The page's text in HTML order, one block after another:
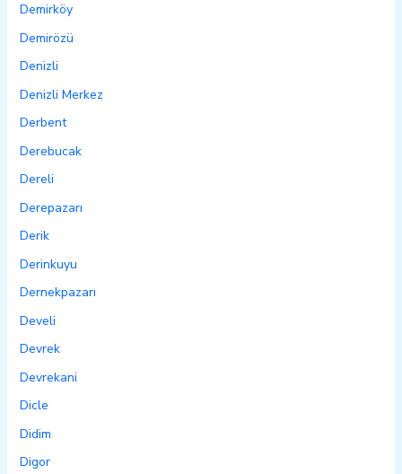
Demirköy
Demirözü
Denizli
Denizli Merkez
Derbent
Derebucak
Dereli
Derepazarı
Derik
Derinkuyu
Dernekpazarı
Develi
Devrek
Devrekani
Dicle
Didim
Digor